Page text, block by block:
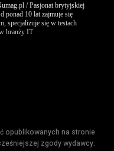
/ Pasjonat brytyjskiej
ponad 10 lat zajmuje się
specjalizuje się w testach
branży IT
opublikowanych na stronie
zgody wydawcy.